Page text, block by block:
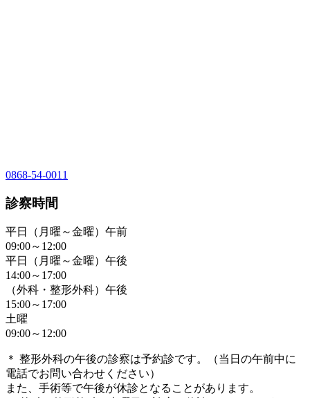
0868-54-0011
診察時間
平日（月曜～金曜）午前
09:00～12:00
平日（月曜～金曜）午後
14:00～17:00
（外科・整形外科）午後
15:00～17:00
土曜
09:00～12:00
＊ 整形外科の午後の診察は予約診です。（当日の午前中に
電話でお問い合わせください）
また、手術等で午後が休診となることがあります。